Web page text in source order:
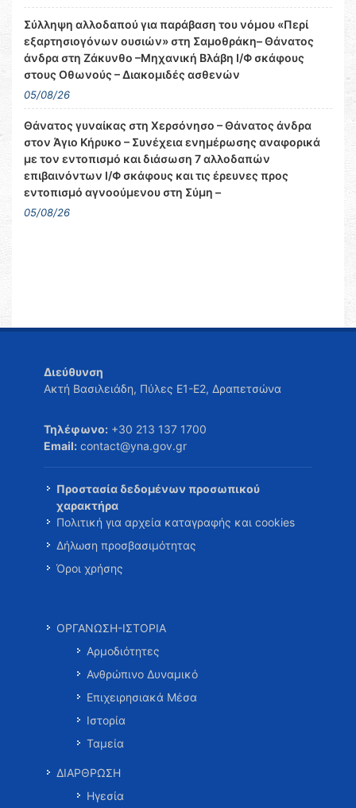
Σύλληψη αλλοδαπού για παράβαση του νόμου «Περί
εξαρτησιογόνων ουσιών» στη Σαμοθράκη– Θάνατος
άνδρα στη Ζάκυνθο –Μηχανική Βλάβη Ι/Φ σκάφους
στους Οθωνούς – Διακομιδές ασθενών
05/08/26
Θάνατος γυναίκας στη Χερσόνησο – Θάνατος άνδρα
στον Άγιο Κήρυκο – Συνέχεια ενημέρωσης αναφορικά
με τον εντοπισμό και διάσωση 7 αλλοδαπών
επιβαινόντων Ι/Φ σκάφους και τις έρευνες προς
εντοπισμό αγνοούμενου στη Σύμη –
05/08/26
Διεύθυνση
Ακτή Βασιλειάδη, Πύλες Ε1-Ε2, Δραπετσώνα
Τηλέφωνο: +30 213 137 1700
Email: contact@yna.gov.gr
Προστασία δεδομένων προσωπικού
χαρακτήρα
Πολιτική για αρχεία καταγραφής και cookies
Δήλωση προσβασιμότητας
Όροι χρήσης
ΟΡΓΑΝΩΣΗ-ΙΣΤΟΡΙΑ
Αρμοδιότητες
Ανθρώπινο Δυναμικό
Επιχειρησιακά Μέσα
Ιστορία
Ταμεία
ΔΙΑΡΘΡΩΣΗ
Ηγεσία